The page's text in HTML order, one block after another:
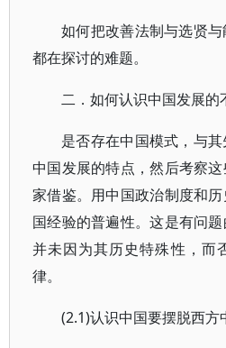
如何把改善法制与选贤
都在探讨的难题。
二．如何认识中国发展的
是否存在中国模式，与
中国发展的特点，然后考察
家借鉴。用中国政治制度和
国经验的普遍性。这是有问
并未因为其历史特殊性，而
律。
(2.1)认识中国要摆脱西方